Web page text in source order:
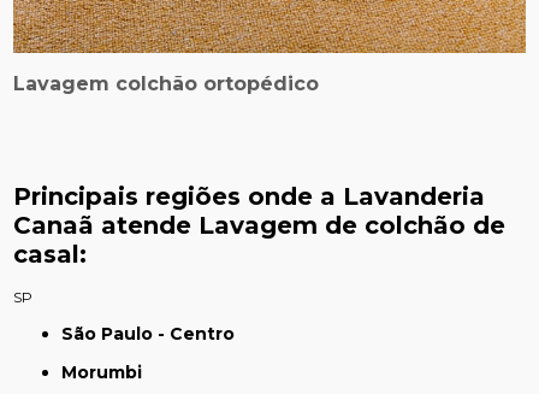
Lavagem colchão ortopédico
Principais regiões onde a Lavanderia
Canaã atende Lavagem de colchão de
casal:
SP
São Paulo - Centro
Morumbi